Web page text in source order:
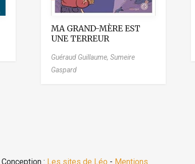
MA GRAND-MÈRE EST
UNE TERREUR
Guéraud Guillaume, Sumeire
Gaspard
: Les sites de Léo - Mentions